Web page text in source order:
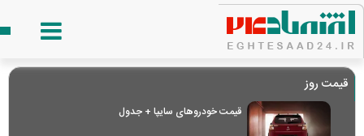
قیمت روز
قیمت خودرو‌های سایپا + جدول